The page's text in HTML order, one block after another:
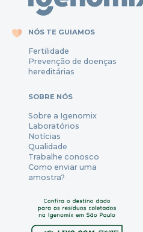
NÓS TE GUIAMOS
Fertilidade
Prevenção dedoenças
hereditárias
SOBRE NÓS
Sobre a Igenomix
Laboratórios
Notícias
Qualidade
Trabalhe conosco
Como enviar uma
amostra?